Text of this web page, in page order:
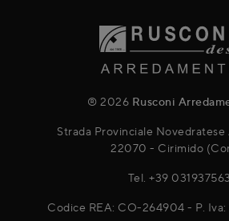
® 2026 Rusconi
Strada Provinciale Novedratese
22070 - Cirimido
Tel. +39 031937563
Codice REA: CO-264904 - P.